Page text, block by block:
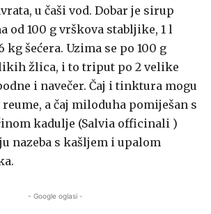
u čaši vod. Dobar je sirup
od 100 g vrškova stabljike, 1 l
kg šećera. Uzima se po 100 g
žlica, i to triput po 2 velike
i navečer. Čaj i tinktura mogu
a čaj miloduha pomiješan s
kadulje (Salvia officinali )
nazeba s kašljem i upalom
- Google oglasi -